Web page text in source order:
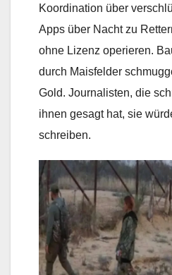
Koordination über
Apps über Nacht zu
ohne Lizenz operieren.
durch Maisfelder
Gold. Journalisten, die
ihnen gesagt hat, sie
schreiben.